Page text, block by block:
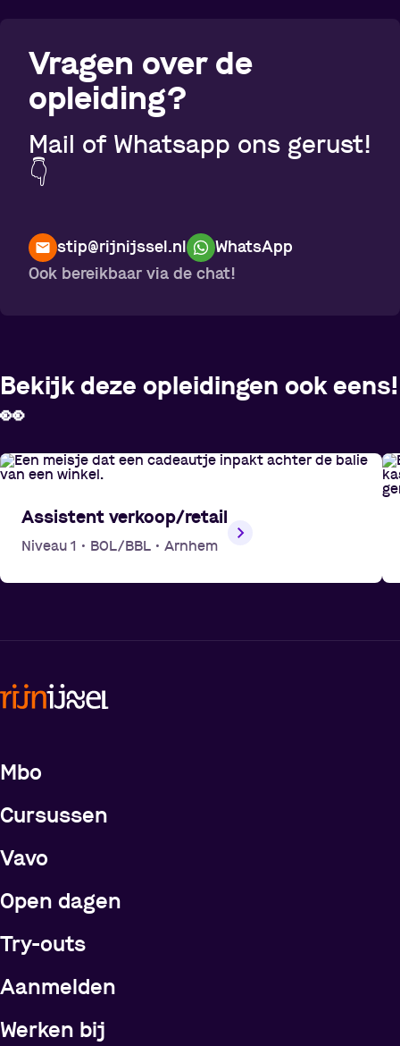
Vragen over de
opleiding?
Mail of Whatsapp ons gerust!
👇
stip@rijnijssel.nl
WhatsApp
Ook bereikbaar via de chat!
Bekijk deze opleidingen ook eens!
👀
Assistent verkoop/retail
Niveau 1 • BOL/BBL • Arnhem
Meer over de opleidingen
Mbo
Cursussen
Vavo
Open dagen
Try-outs
Meer over Rijn IJssel
Aanmelden
Werken bij